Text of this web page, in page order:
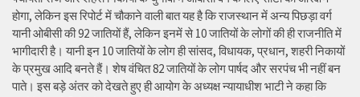
होगा, लेकिन इस रिपोर्ट में चौकाने वाली बात यह है कि राजस्थान में अन्य पिछड़ा वर्ग
यानी ओबीसी की 92 जातियों हैं, लेकिन इनमें से 10 जातियों के लोगों की ही राजनीति में
भागीदारी है। यानी इन 10 जातियों के लोग ही सांसद, विधायक, प्रधान, शहरी निकायों
के प्रमुख आदि बनते हैं। शेष वंचित 82 जातियों के लोग पार्षद और सरपंच भी नहीं बन
पाते। इस बड़े अंतर को देखते हुए ही आयोग के अध्यक्ष न्यायाधीश भाटी ने कहा कि